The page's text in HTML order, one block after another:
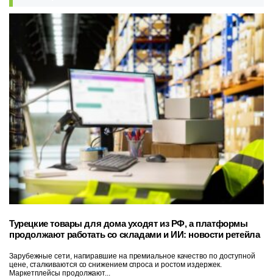
Турецкие товары для дома уходят из РФ, а платформы
продолжают работать со складами и ИИ: новости ретейла
Зарубежные сети, напиравшие на премиальное качество по доступной
цене, сталкиваются со снижением спроса и ростом издержек.
Маркетплейсы продолжают...